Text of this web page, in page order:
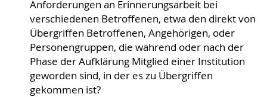
Anforderungen an Erinnerungsarbeit bei
verschiedenen Betroffenen, etwa den direkt von
Übergriffen Betroffenen, Angehörigen, oder
Personengruppen, die während oder nach der
Phase der Aufklärung Mitglied einer Institution
geworden sind, in der es zu Übergriffen
gekommen ist?